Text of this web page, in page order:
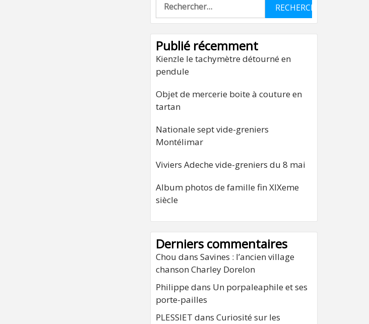
Publié récemment
Kienzle le tachymètre détourné en
pendule
Objet de mercerie boite à couture en
tartan
Nationale sept vide-greniers
Montélimar
Viviers Adeche vide-greniers du 8 mai
Album photos de famille fin XIXeme
siècle
Derniers commentaires
Chou dans Savines : l’ancien village
chanson Charley Dorelon
Philippe dans Un porpaleaphile et ses
porte-pailles
PLESSIET dans Curiosité sur les